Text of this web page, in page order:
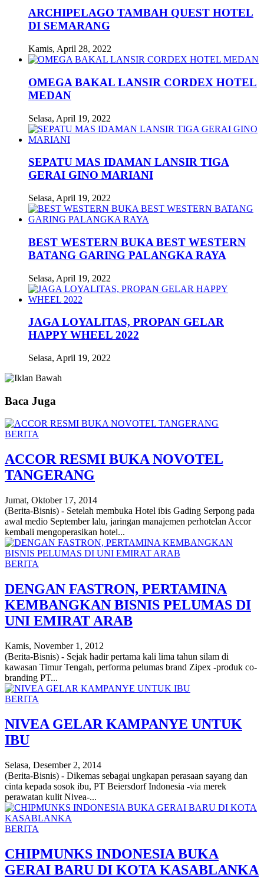
ARCHIPELAGO TAMBAH QUEST HOTEL
DI SEMARANG
Kamis, April 28, 2022
OMEGA BAKAL LANSIR CORDEX HOTEL
MEDAN
Selasa, April 19, 2022
SEPATU MAS IDAMAN LANSIR TIGA
GERAI GINO MARIANI
Selasa, April 19, 2022
BEST WESTERN BUKA BEST WESTERN
BATANG GARING PALANGKA RAYA
Selasa, April 19, 2022
JAGA LOYALITAS, PROPAN GELAR
HAPPY WHEEL 2022
Selasa, April 19, 2022
Baca Juga
BERITA
ACCOR RESMI BUKA NOVOTEL
TANGERANG
Jumat, Oktober 17, 2014
(Berita-Bisnis) - Setelah membuka Hotel ibis Gading Serpong pada
awal medio September lalu, jaringan manajemen perhotelan Accor
kembali mengoperasikan hotel...
BERITA
DENGAN FASTRON, PERTAMINA
KEMBANGKAN BISNIS PELUMAS DI
UNI EMIRAT ARAB
Kamis, November 1, 2012
(Berita-Bisnis) - Sejak hadir pertama kali lima tahun silam di
kawasan Timur Tengah, performa pelumas brand Zipex -produk co-
branding PT...
BERITA
NIVEA GELAR KAMPANYE UNTUK
IBU
Selasa, Desember 2, 2014
(Berita-Bisnis) - Dikemas sebagai ungkapan perasaan sayang dan
cinta kepada sosok ibu, PT Beiersdorf Indonesia -via merek
perawatan kulit Nivea-...
BERITA
CHIPMUNKS INDONESIA BUKA
GERAI BARU DI KOTA KASABLANKA